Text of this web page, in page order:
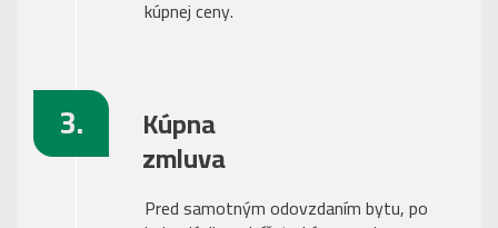
kúpnej ceny.
3. Kúpna
zmluva
Pred samotným odovzdaním bytu, po